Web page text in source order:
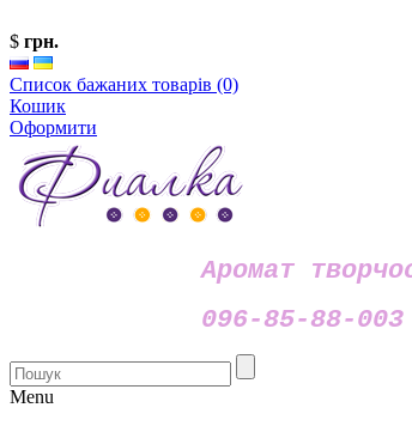
$ грн.
Список бажаних товарів (0)
Кошик
Оформити
Аромат
096-85-88-003
Menu